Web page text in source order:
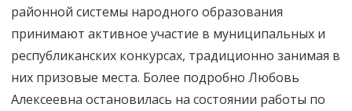
районной системы народного образования
принимают активное участие в муниципальных и
республиканских конкурсах, традиционно занимая в
них призовые места. Более подробно Любовь
Алексеевна остановилась на состоянии работы по